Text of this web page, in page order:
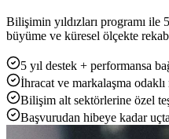
Bilişimin yıldızları programı ile
büyüme ve küresel ölçekte
5 yıl destek + performansa
İhracat ve markalaşma odaklı
Bilişim alt sektörlerine özel
Başvurudan hibeye kadar